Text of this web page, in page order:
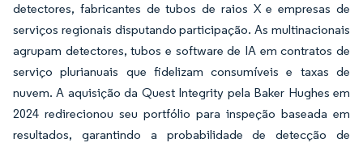
detectores, fabricantes de tubos de raios X e empresas de
serviços regionais disputando participação. As multinacionais
agrupam detectores, tubos e software de IA em contratos de
serviço plurianuais que fidelizam consumíveis e taxas de
nuvem. A aquisição da Quest Integrity pela Baker Hughes em
2024 redirecionou seu portfólio para inspeção baseada em
resultados, garantindo a probabilidade de detecção de